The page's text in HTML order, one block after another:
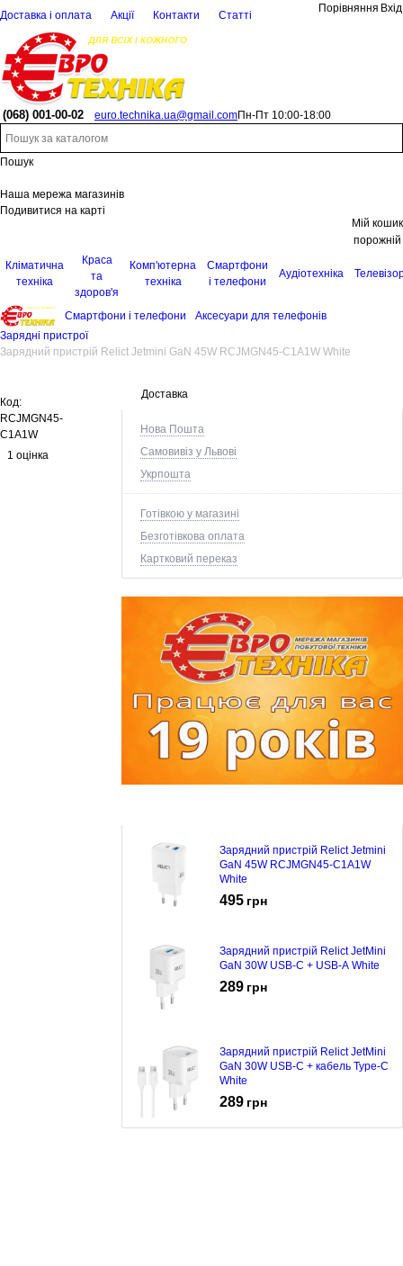
Доставка і оплата Акції Контакти Статті
Порівняння Вхід
(068) 001-00-02 euro.technika.ua@gmail.comПн-Пт 10:00-18:00
Пошук
Наша мережа магазинів
Подивитися на карті
Мій кошик
порожній
Кліматична
техніка
Краса
та
здоров'я
Комп'ютерна
техніка
Смартфони
і телефони
Аудіотехніка
Смартфони і телефони
Аксесуари для телефонів
Зарядні пристрої
Зарядний пристрій Relict Jetmini GaN 45W RCJMGN45-C1A1W White
Доставка
Нова Пошта
Самовивіз у Львові
Укрпошта
Готівкою у магазині
Безготівкова оплата
Картковий переказ
Зарядний пристрій Relict Jetmini
GaN 45W RCJMGN45-C1A1W
White
495 грн
Зарядний пристрій Relict JetMini
GaN 30W USB-C + USB-A White
289 грн
Зарядний пристрій Relict JetMini
GaN 30W USB-C + кабель Type-C
White
289 грн
Код:
RCJMGN45-
C1A1W
1 оцінка